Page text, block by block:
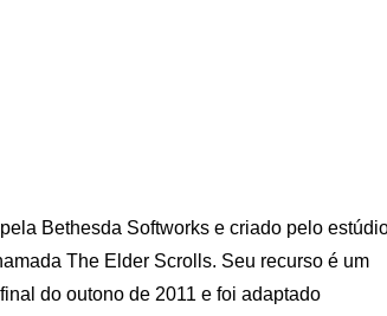
Bethesda Softworks e criado pelo
The Elder Scrolls. Seu recurso é um
do outono de 2011 e foi adaptado